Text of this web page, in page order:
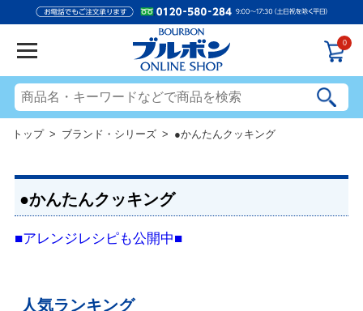
0
トップ> ブランド・シリーズ > ●かんたんクッキング
●かんたんクッキング
■アレンジレシピも公開中■
人気ランキング